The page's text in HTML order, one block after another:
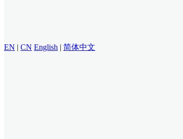
EN | CN English | 简体中文